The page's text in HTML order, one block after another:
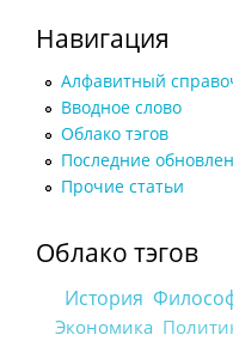
Навигация
Алфавитный
Вводное слово
Облако тэгов
Последние
Прочие статьи
Облако тэгов
История
Экономика